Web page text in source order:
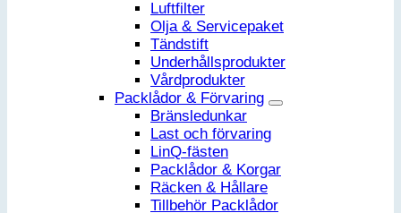
Luftfilter
Olja & Servicepaket
Tändstift
Underhållsprodukter
Vårdprodukter
Packlådor & Förvaring
Bränsledunkar
Last och förvaring
LinQ-fästen
Packlådor & Korgar
Räcken & Hållare
Tillbehör Packlådor